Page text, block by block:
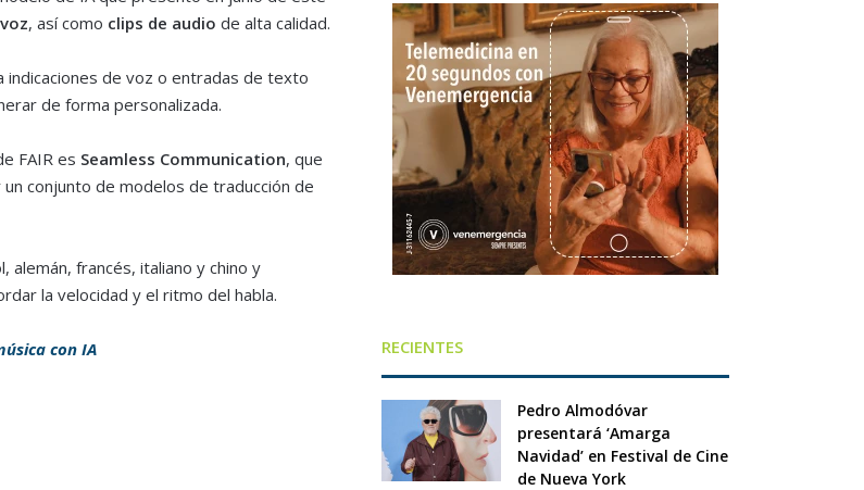
, así como clips de audio de alta calidad.
indicaciones de voz o entradas de texto
de forma personalizada.
FAIR es Seamless Communication, que
conjunto de modelos de traducción de
francés, italiano y chino y
la velocidad y el ritmo del habla.
con IA RECIENTES
Pedro Almodóvar
presentará ‘Amarga
Navidad’ en Festival de Cine
de Nueva York